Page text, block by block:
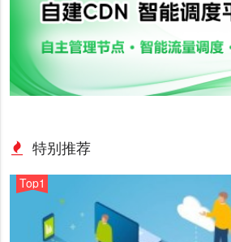
特别推荐
Top1